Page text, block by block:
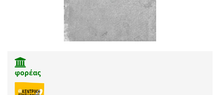
φορέας